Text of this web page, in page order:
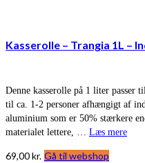
Kasserolle – Trangia 1L –
Denne kasserolle på 1 liter passer
til ca. 1-2 personer afhængigt af
aluminium som er 50% stærkere
materialet lettere, … Læs mere
69,00kr. Gå til webshop